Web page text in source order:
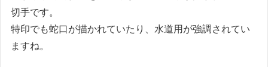
切手です。
特印でも蛇口が描かれていたり、水道用が強調されてい
ますね。